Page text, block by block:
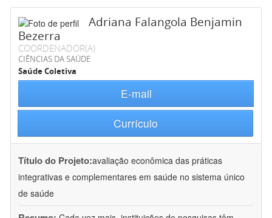
Adriana Falangola Benjamin
Bezerra
COORDENADOR(A)
CIÊNCIAS DA SAÚDE
Saúde Coletiva
E-mail
Currículo
Título do Projeto:avaliação econômica das práticas
integrativas e complementares em saúde no sistema único
de saúde